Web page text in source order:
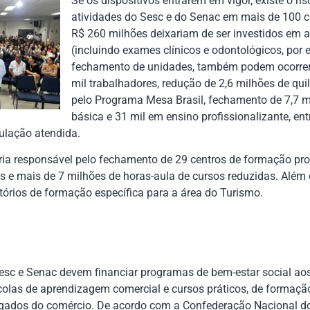
atividades do Sesc e do Senac em mais de 100
R$ 260 milhões deixariam de ser investidos em
(incluindo exames clínicos e odontológicos, por
fechamento de unidades, também podem
mil trabalhadores, redução de 2,6 milhões de
pelo Programa Mesa Brasil, fechamento de 7,7
básica e 31 mil em ensino profissionalizante,
atendida.
responsável pelo fechamento de 29 centros de formação
mais de 7 milhões de horas-aula de cursos reduzidas.
de formação específica para a área do Turismo.
e Senac devem financiar programas de bem-estar social
de aprendizagem comercial e cursos práticos, de
do comércio. De acordo com a Confederação Nacional